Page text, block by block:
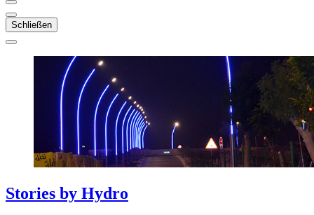
Schließen
Stories by Hydro